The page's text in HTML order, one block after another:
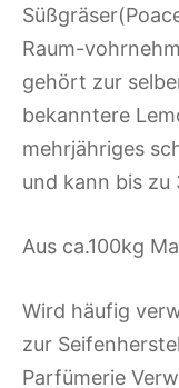
Raum-
gehört zur
bekanntere
mehrjähriges
und kann bis
Aus ca.100kg
Wird häufig
zur
Parfümerie